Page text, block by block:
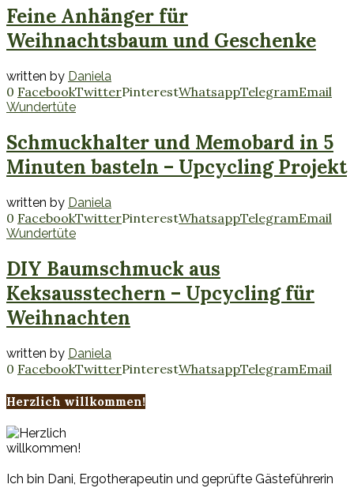
Feine Anhänger für
Weihnachtsbaum und Geschenke
written by Daniela
0 FacebookTwitterPinterestWhatsappTelegramEmail
Wundertüte
Schmuckhalter und Memobard in 5
Minuten basteln – Upcycling Projekt
written by Daniela
0 FacebookTwitterPinterestWhatsappTelegramEmail
Wundertüte
DIY Baumschmuck aus
Keksausstechern – Upcycling für
Weihnachten
written by Daniela
0 FacebookTwitterPinterestWhatsappTelegramEmail
Herzlich willkommen!
Ich bin Dani, Ergotherapeutin und geprüfte Gästeführerin